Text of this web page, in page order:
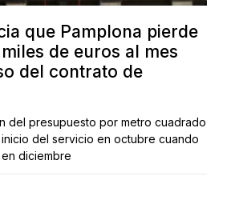
que Pamplona pierde
de euros al mes
del contrato de
del presupuesto por metro cuadrado
del servicio en octubre cuando
diciembre